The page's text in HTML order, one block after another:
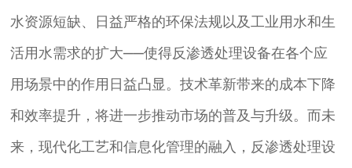
水资源短缺、日益严格的环保法规以及工业用水和生
活用水需求的扩大——使得反渗透处理设备在各个应
用场景中的作用日益凸显。技术革新带来的成本下降
和效率提升，将进一步推动市场的普及与升级。而未
来，现代化工艺和信息化管理的融入，反渗透处理设